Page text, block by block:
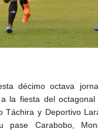
décimo octava
la fiesta del octagonal
Táchira y Deportivo
pase Carabobo,